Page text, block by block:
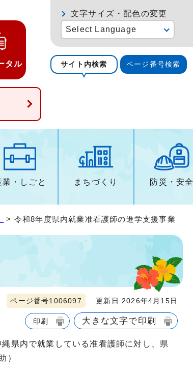
タル
文字サイズ・配色の変更
Select Language
サイト内検索 ページ番号検索
業・しごと まちづくり 防災・安全
> 令和8年度県内就業准看護師の進学支援事業
ページ番号1006097 更新日 2026年4月15日
印刷 大きな文字で印刷
県内で就業している准看護師に対し、県
）